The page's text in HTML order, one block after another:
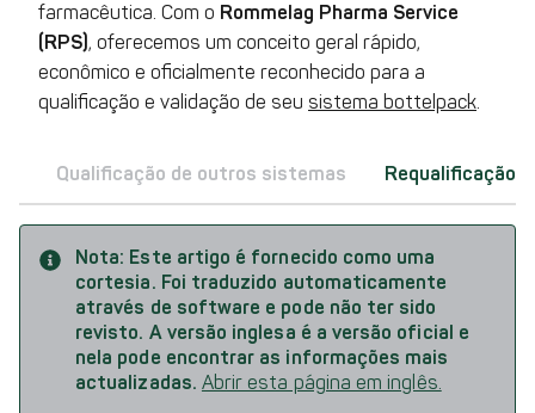
farmacêutica. Com o Rommelag Pharma Service
(RPS), oferecemos um conceito geral rápido,
econômico e oficialmente reconhecido para a
qualificação e validação de seu sistema bottelpack.
Qualificação de outros sistemas Requalificação
Nota: Este artigo é fornecido como uma
cortesia. Foi traduzido automaticamente
através de software e pode não ter sido
revisto. A versão inglesa é a versão oficial e
nela pode encontrar as informações mais
actualizadas. Abrir esta página em inglês.